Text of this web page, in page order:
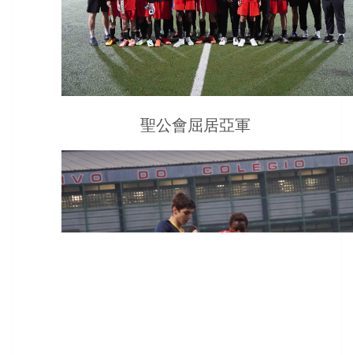
聖公會屈居亞軍